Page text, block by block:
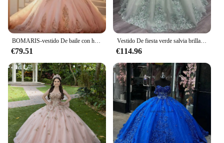
€79.51
Vestido De fiesta verde salvia brillante personalizado, Vestidos De quinceañera con apliques De 2025, Vestidos De fiesta De cumpleaños De México, quinceañera De 15
€114.96